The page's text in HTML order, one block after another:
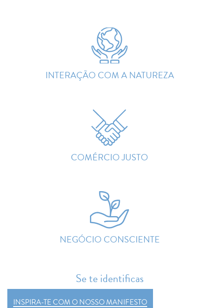
INTERAÇÃO COM A NATUREZA
COMÉRCIO JUSTO
NEGÓCIO CONSCIENTE
Se te identificas
INSPIRA-TE COM O NOSSO MANIFESTO